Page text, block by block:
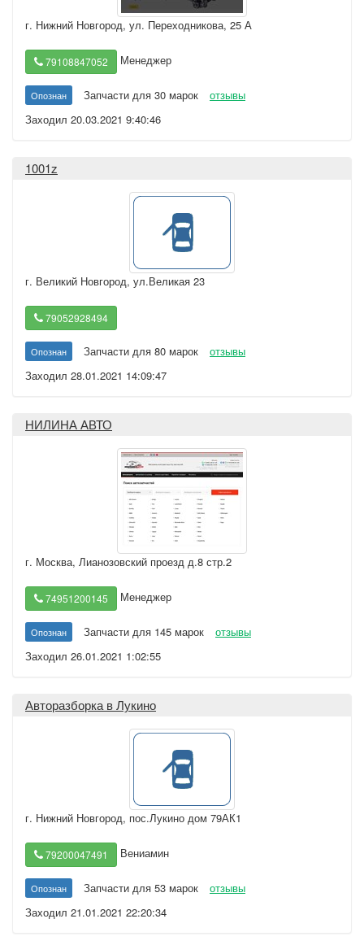
г. Нижний Новгород, ул. Переходникова, 25 А
79108847052 Менеджер
Опознан Запчасти для 30 марок
отзывы
Заходил 20.03.2021 9:40:46
1001z
г. Великий Новгород, ул.Великая 23
79052928494
Опознан Запчасти для 80 марок
отзывы
Заходил 28.01.2021 14:09:47
НИЛИНА АВТО
г. Москва, Лианозовский проезд д.8 стр.2
74951200145 Менеджер
Опознан Запчасти для 145 марок
отзывы
Заходил 26.01.2021 1:02:55
Авторазборка в Лукино
г. Нижний Новгород, пос.Лукино дом 79АК1
79200047491 Вениамин
Опознан Запчасти для 53 марок
отзывы
Заходил 21.01.2021 22:20:34